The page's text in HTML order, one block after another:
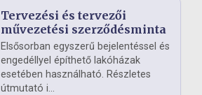
Tervezési és tervezői
művezetési szerződésminta
Elsősorban egyszerű bejelentéssel és
engedéllyel építhető lakóházak
esetében használható. Részletes
útmutató i...